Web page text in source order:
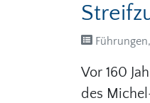
Vor 160
des